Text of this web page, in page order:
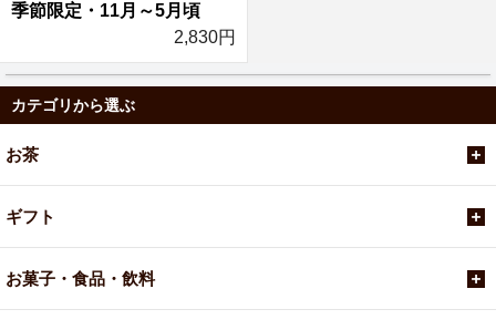
季節限定・11月～5月頃
2,830円
カテゴリから選ぶ
お茶
ギフト
お菓子・食品・飲料